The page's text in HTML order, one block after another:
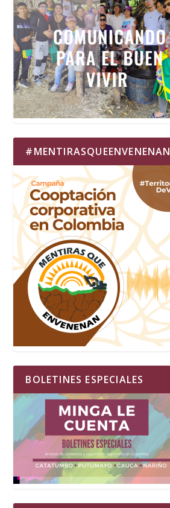
#MENTIRASQUEENVENENAN
BOLETINES ESPECIALES